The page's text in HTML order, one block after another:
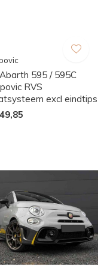
595 / 595C
RVS
excl eindtips